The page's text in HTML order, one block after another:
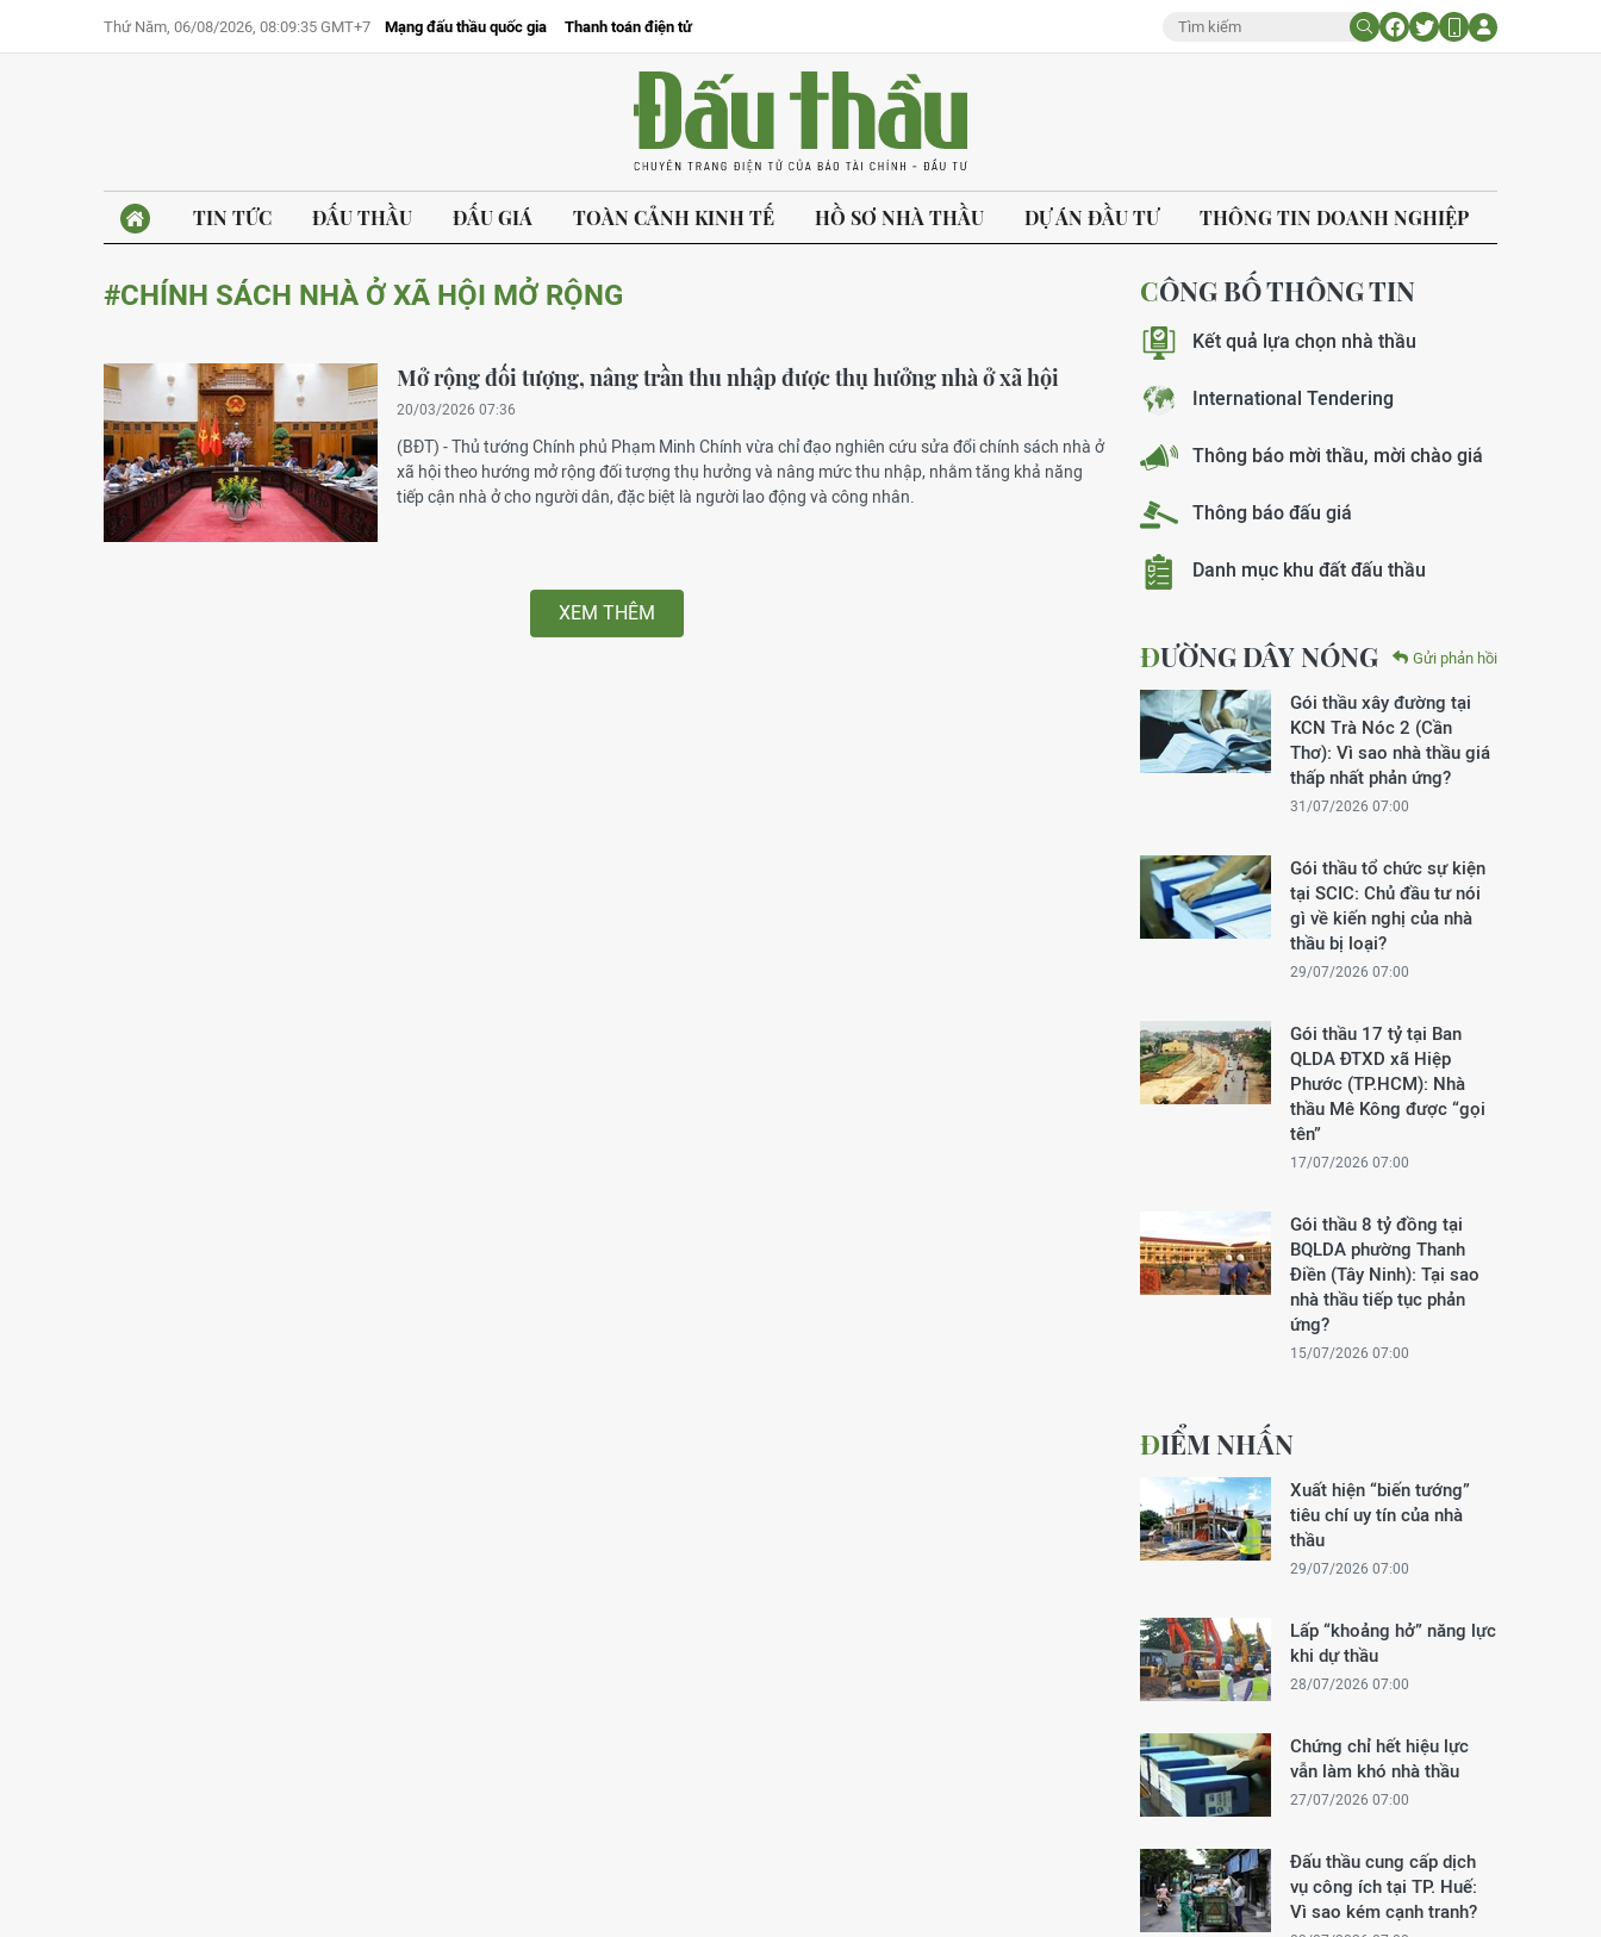
Thứ Năm, 06/08/2026, 08:09:35 GMT+7 Mạng đấu thầu quốc gia Thanh toán điện tử
TIN TỨC ĐẤU THẦU ĐẤU GIÁ TOÀN CẢNH KINH TẾ HỒ SƠ NHÀ THẦU DỰ ÁN ĐẦU TƯ THÔNG TIN DOANH NGHIỆP
#CHÍNH SÁCH NHÀ Ở XÃ HỘI MỞ RỘNG
Mở rộng đối tượng, nâng trần thu nhập được thụ hưởng nhà ở xã hội
20/03/2026 07:36
(BĐT) - Thủ tướng Chính phủ Phạm Minh Chính vừa chỉ đạo nghiên cứu sửa đổi chính sách nhà ở
xã hội theo hướng mở rộng đối tượng thụ hưởng và nâng mức thu nhập, nhằm tăng khả năng
tiếp cận nhà ở cho người dân, đặc biệt là người lao động và công nhân.
XEM THÊM
CÔNG BỐ THÔNG TIN
Kết quả lựa chọn nhà thầu
International Tendering
Thông báo mời thầu, mời chào giá
Thông báo đấu giá
Danh mục khu đất đấu thầu
ĐƯỜNG DÂY NÓNG Gửi phản hồi
Gói thầu xây đường tại
KCN Trà Nóc 2 (Cần
Thơ): Vì sao nhà thầu giá
thấp nhất phản ứng?
31/07/2026 07:00
Gói thầu tổ chức sự kiện
tại SCIC: Chủ đầu tư nói
gì về kiến nghị của nhà
thầu bị loại?
29/07/2026 07:00
Gói thầu 17 tỷ tại Ban
QLDA ĐTXD xã Hiệp
Phước (TP.HCM): Nhà
thầu Mê Kông được “gọi
tên”
17/07/2026 07:00
Gói thầu 8 tỷ đồng tại
BQLDA phường Thanh
Điền (Tây Ninh): Tại sao
nhà thầu tiếp tục phản
ứng?
15/07/2026 07:00
ĐIỂM NHẤN
Xuất hiện “biến tướng”
tiêu chí uy tín của nhà
thầu
29/07/2026 07:00
Lấp “khoảng hở” năng lực
khi dự thầu
28/07/2026 07:00
Chứng chỉ hết hiệu lực
vẫn làm khó nhà thầu
27/07/2026 07:00
Đấu thầu cung cấp dịch
vụ công ích tại TP. Huế:
Vì sao kém cạnh tranh?